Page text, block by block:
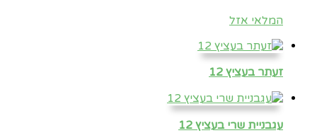
המלאי אזל
זעתר בעציץ 12
עגבניית שרי בעציץ 12